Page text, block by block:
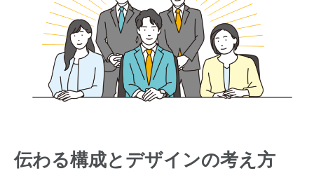
伝わる構成とデザインの考え方